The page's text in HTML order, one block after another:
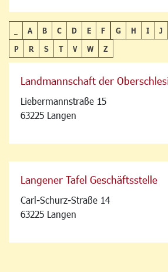
A B C D E F G H I J
P
R S T V W Z
Landmannschaft der
Liebermannstraße 15
63225 Langen
Langener Tafel Geschäftsstelle
Carl-Schurz-Straße 14
63225 Langen